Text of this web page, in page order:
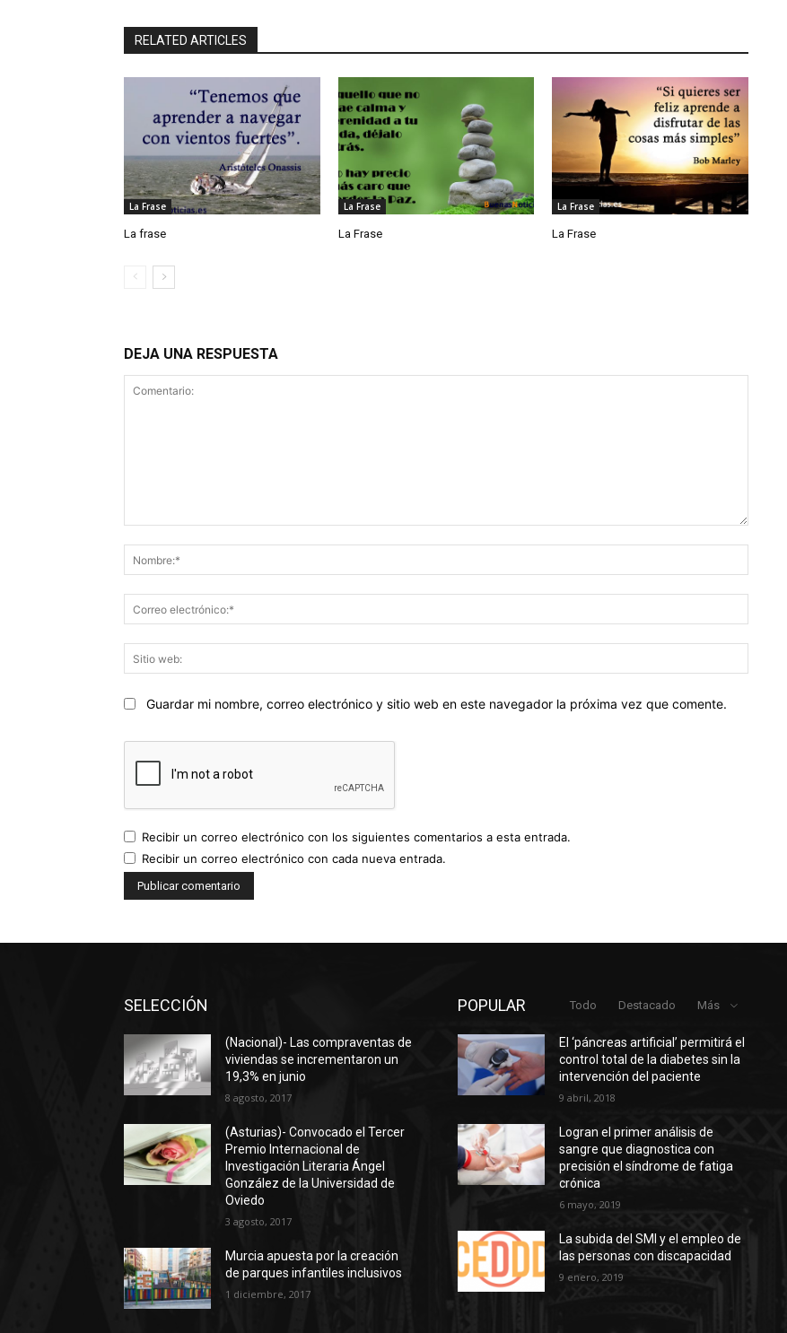
RELATED ARTICLES
La Frase
La frase
La Frase
La Frase
La Frase
La Frase
DEJA UNA RESPUESTA
web:
Guardar mi nombre, correo electrónico y sitio web en este navegador la próxima vez que comente.
Recibir un correo electrónico con los siguientes comentarios a esta entrada.
Recibir un correo electrónico con cada nueva entrada.
SELECCIÓN
(Nacional)- Las compraventas de
viviendas se incrementaron un
19,3% en junio
8 agosto, 2017
(Asturias)- Convocado el Tercer
Premio Internacional de
Investigación Literaria Ángel
González de la Universidad de
Oviedo
3 agosto, 2017
Murcia apuesta por la creación
de parques infantiles inclusivos
1 diciembre, 2017
POPULAR Todo Destacado Más
El ‘páncreas artificial’ permitirá el
control total de la diabetes sin la
intervención del paciente
9 abril, 2018
Logran el primer análisis de
sangre que diagnostica con
precisión el síndrome de fatiga
crónica
6 mayo, 2019
La subida del SMI y el empleo de
las personas con discapacidad
9 enero, 2019